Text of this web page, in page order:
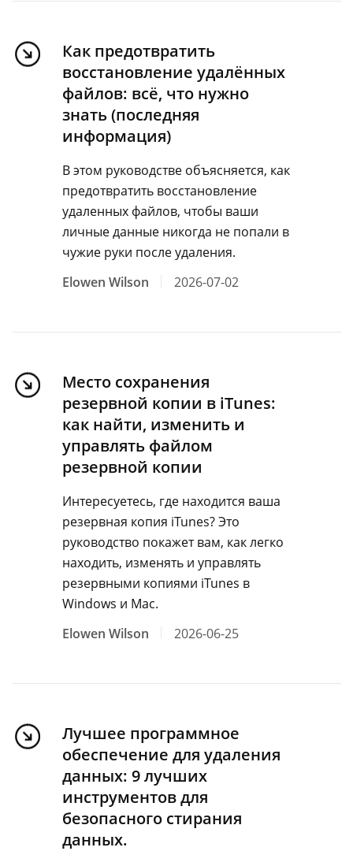
Как предотвратить
восстановление удалённых
файлов: всё, что нужно
знать (последняя
информация)
В этом руководстве объясняется, как
предотвратить восстановление
удаленных файлов, чтобы ваши
личные данные никогда не попали в
чужие руки после удаления.
Elowen Wilson
2026-07-02
Место сохранения
резервной копии в iTunes:
как найти, изменить и
управлять файлом
резервной копии
Интересуетесь, где находится ваша
резервная копия iTunes? Это
руководство покажет вам, как легко
находить, изменять и управлять
резервными копиями iTunes в
Windows и Mac.
Elowen Wilson
2026-06-25
Лучшее программное
обеспечение для удаления
данных: 9 лучших
инструментов для
безопасного стирания
данных.